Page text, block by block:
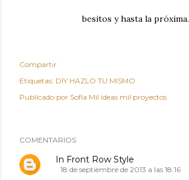
besitos y hasta la próxima.
Compartir
Etiquetas: DIY HAZLO TU MISMO
Publicado por Sofía Mil ideas mil proyectos
COMENTARIOS
In Front Row Style
18 de septiembre de 2013 a las 18:16